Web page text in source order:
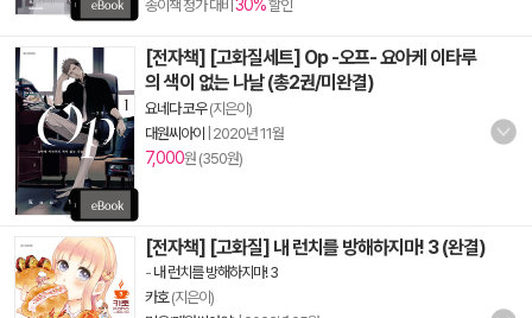
종이책 정가 대비 30%할인
[전자책] [고화질세트] Op -오프- 요아케 이타루
의 색이 없는 나날 (총2권/미완결)
요네다 코우(지은이)
대원씨아이
2020년 11월
7,000원 (350원)
[전자책] [고화질] 내 런치를 방해하지마! 3 (완결)
- 내 런치를 방해하지마! 3
카호(지은이)